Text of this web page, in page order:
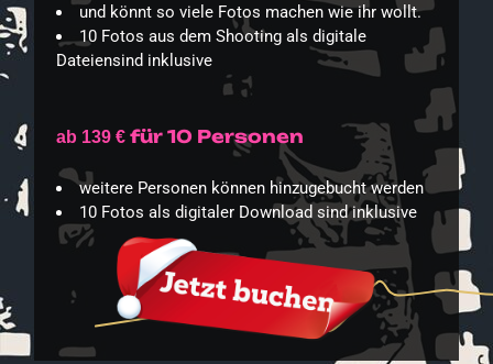
und könnt so viele Fotos machen wie ihr wollt.
10 Fotos aus dem Shooting als digitale
Dateiensind inklusive
ab 139 € für 10 Personen
weitere Personen können hinzugebucht werden
10 Fotos als digitaler Download sind inklusive